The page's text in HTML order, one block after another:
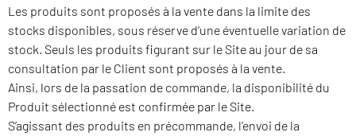
Les produits sont proposés à la vente dans la limite des
stocks disponibles, sous réserve d’une éventuelle variation de
stock. Seuls les produits figurant sur le Site au jour de sa
consultation par le Client sont proposés à la vente.
Ainsi, lors de la passation de commande, la disponibilité du
Produit sélectionné est confirmée par le Site.
S’agissant des produits en précommande, l’envoi de la